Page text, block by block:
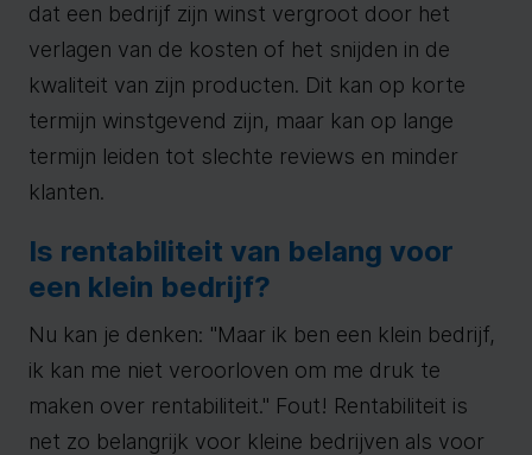
dat een bedrijf zijn winst vergroot door het
verlagen van de kosten of het snijden in de
kwaliteit van zijn producten. Dit kan op korte
termijn winstgevend zijn, maar kan op lange
termijn leiden tot slechte reviews en minder
klanten.
Is rentabiliteit van belang voor
een klein bedrijf?
Nu kan je denken: "Maar ik ben een klein bedrijf,
ik kan me niet veroorloven om me druk te
maken over rentabiliteit." Fout! Rentabiliteit is
net zo belangrijk voor kleine bedrijven als voor